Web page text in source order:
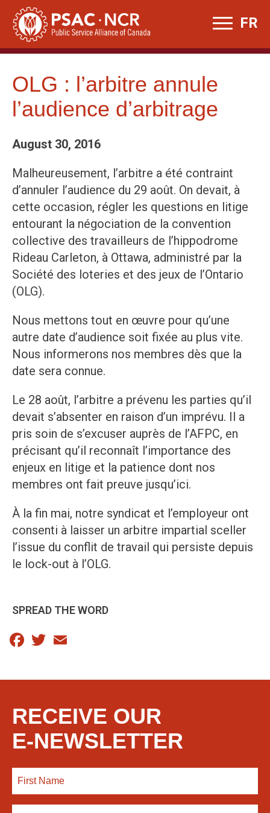
Skip
content
FR
OLG : l’arbitre annule
l’audience d’arbitrage
August 30, 2016
Malheureusement, l’arbitre a été contraint
d’annuler l’audience du 29 août. On devait, à
cette occasion, régler les questions en litige
entourant la négociation de la convention
collective des travailleurs de l’hippodrome
Rideau Carleton, à Ottawa, administré par la
Société des loteries et des jeux de l’Ontario
(OLG).
Nous mettons tout en œuvre pour qu’une
autre date d’audience soit fixée au plus vite.
Nous informerons nos membres dès que la
date sera connue.
Le 28 août, l’arbitre a prévenu les parties qu’il
devait s’absenter en raison d’un imprévu. Il a
pris soin de s’excuser auprès de l’AFPC, en
précisant qu’il reconnaît l’importance des
enjeux en litige et la patience dont nos
membres ont fait preuve jusqu’ici.
À la fin mai, notre syndicat et l’employeur ont
consenti à laisser un arbitre impartial sceller
l’issue du conflit de travail qui persiste depuis
le lock-out à l’OLG.
SPREAD THE WORD
Facebook
Twitter
RECEIVE OUR
E-NEWSLETTER